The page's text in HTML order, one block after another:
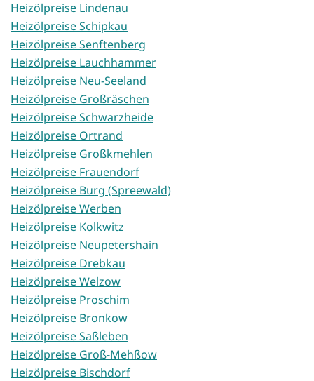
Heizölpreise Lindenau
Heizölpreise Schipkau
Heizölpreise Senftenberg
Heizölpreise Lauchhammer
Heizölpreise Neu-Seeland
Heizölpreise Großräschen
Heizölpreise Schwarzheide
Heizölpreise Ortrand
Heizölpreise Großkmehlen
Heizölpreise Frauendorf
Heizölpreise Burg (Spreewald)
Heizölpreise Werben
Heizölpreise Kolkwitz
Heizölpreise Neupetershain
Heizölpreise Drebkau
Heizölpreise Welzow
Heizölpreise Proschim
Heizölpreise Bronkow
Heizölpreise Saßleben
Heizölpreise Groß-Mehßow
Heizölpreise Bischdorf